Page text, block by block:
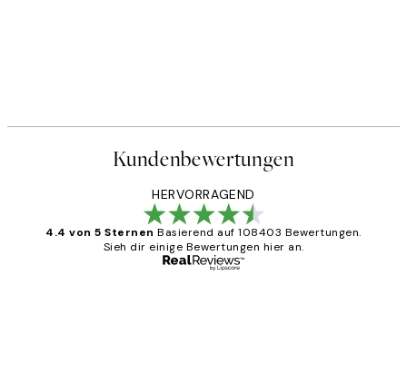
Kundenbewertungen
HERVORRAGEND
4.4 von 5 Sternen Basierend auf 108403 Bewertungen.
Sieh dir einige Bewertungen hier an.